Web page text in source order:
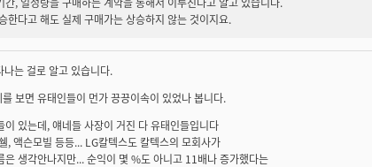
한다고 해도 실제 구매가는 상승하지 않는 것이지요.
는 걸로 알고 있습니다.
보면 유태인들이 먼가 끙끙이속이 있었나 봅니다.
있는데, 얘네들 사장이 거진 다 유태인들입니다
, 액슨모빌 등등... LG칼텍스도 칼텍스의 모회사가
은 생각안나지만... 순익이 몇 %도 아니고 11배나 증가했다는